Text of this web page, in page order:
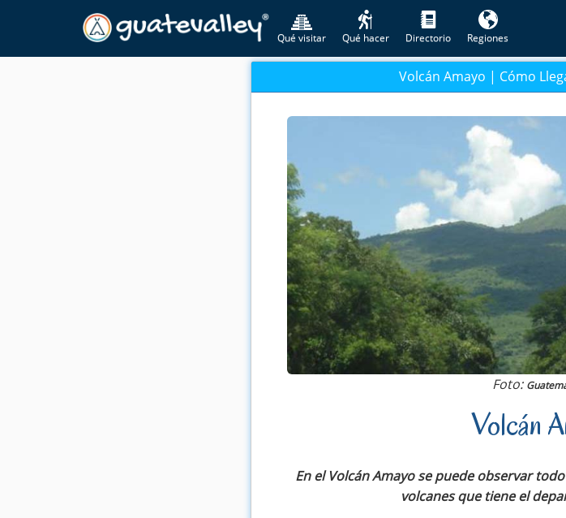
Qué visitar Qué hacer Directorio Regiones
Volcán Amayo | Cómo
Foto:
Volcán
En el Volcán Amayo se puede observar
volcanes que tiene el